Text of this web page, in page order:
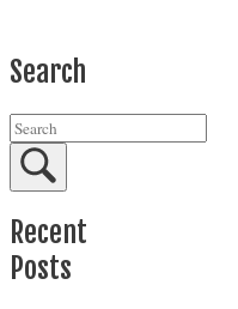
Search
Recent
Posts